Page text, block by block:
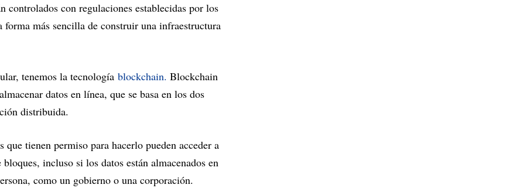
controlados con regulaciones establecidas por los
forma más sencilla de construir una infraestructura
tenemos la tecnología blockchain. Blockchain
datos en línea, que se basa en los dos
distribuida.
tienen permiso para hacerlo pueden acceder a
incluso si los datos están almacenados en
como un gobierno o una corporación.